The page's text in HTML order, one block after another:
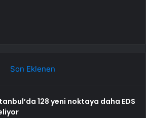
Son Eklenen
128 yeni noktaya daha EDS